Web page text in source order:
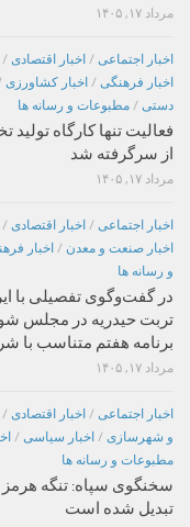
مرداد ۱۷, ۱۴۰۵
اخبار اجتماعی / اخبار اقتصادی /
اخبار فرهنگی / اخبار کشاورزی
دستی / مطبوعات و رسانه ها
فعالیت تنها کارگاه
از سرگرفته شد
مرداد ۱۷, ۱۴۰۵
اخبار اجتماعی / اخبار اقتصادی /
اخبار صنعت و معدن / اخبار
و رسانه ها
در گفت‌وگوی تفصیلی با
برنامه هفتم متناسب با
مرداد ۱۷, ۱۴۰۵
اخبار اجتماعی / اخبار اقتصادی /
و شهرسازی / اخبار سیاسی /
مطبوعات و رسانه ها
سخنگوی سپاه: تنگه هرمز
تبدیل شده است